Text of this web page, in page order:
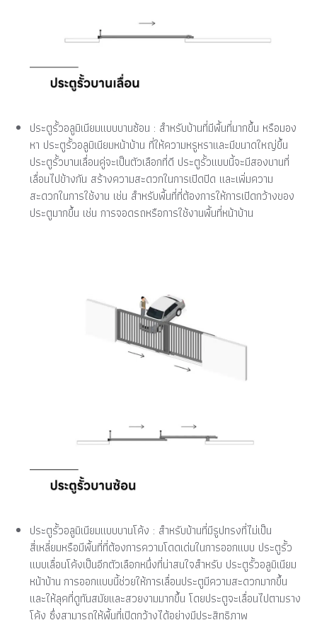
ประตูรั้วอลูมิเนียมแบบบานซ้อน : สำหรับบ้านที่มีพื้นที่มากขึ้น หรือมอง
หา ประตูรั้วอลูมิเนียมหน้าบ้าน ที่ให้ความหรูหราและมีขนาดใหญ่ขึ้น
ประตูรั้วบานเลื่อนคู่จะเป็นตัวเลือกที่ดี ประตูรั้วแบบนี้จะมีสองบานที่
เลื่อนไปข้างกัน สร้างความสะดวกในการเปิดปิด และเพิ่มความ
สะดวกในการใช้งาน เช่น สำหรับพื้นที่ที่ต้องการให้การเปิดกว้างของ
ประตูมากขึ้น เช่น การจอดรถหรือการใช้งานพื้นที่หน้าบ้าน
ประตูรั้วอลูมิเนียมแบบบานโค้ง : สำหรับบ้านที่มีรูปทรงที่ไม่เป็น
สี่เหลี่ยมหรือมีพื้นที่ที่ต้องการความโดดเด่นในการออกแบบ ประตูรั้ว
แบบเลื่อนโค้งเป็นอีกตัวเลือกหนึ่งที่น่าสนใจสำหรับ ประตูรั้วอลูมิเนียม
หน้าบ้าน การออกแบบนี้ช่วยให้การเลื่อนประตูมีความสะดวกมากขึ้น
และให้ลุคที่ดูทันสมัยและสวยงามมากขึ้น โดยประตูจะเลื่อนไปตามราง
โค้ง ซึ่งสามารถให้พื้นที่เปิดกว้างได้อย่างมีประสิทธิภาพ